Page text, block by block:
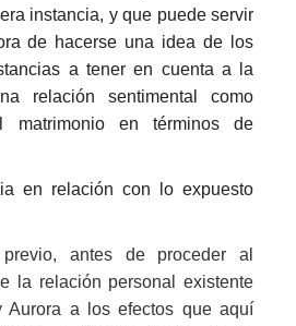
instancia, y que puede servir
de hacerse una idea de los
a tener en cuenta a la
relación sentimental como
en términos de
en relación con lo expuesto
antes de proceder al
la relación personal existente
Aurora a los efectos que aquí